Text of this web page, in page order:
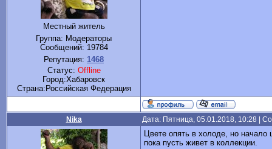
Местный житель
Группа: Модераторы
Сообщений: 19784
Репутация: 1468
Статус: Offline
Город:Хабаровск
Cтрана:Российская Федерация
Nika Дата: Пятница, 05.01.2018, 10:28 |
Цвете опять в холоде, но
пока пусть живет в коллекции.